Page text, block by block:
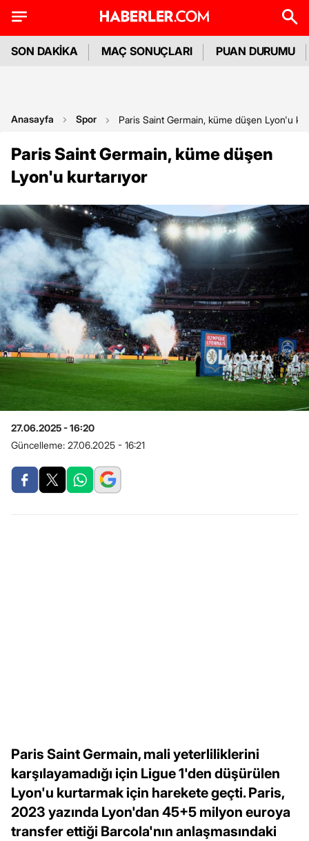
SON DAKİKA MAÇ SONUÇLARI PUAN DURUMU
Anasayfa Spor Paris Saint Germain, küme düşen Lyon'u
Paris Saint Germain, küme düşen
Lyon'u kurtarıyor
27.06.2025 - 16:20
Güncelleme: 27.06.2025 - 16:21
Paris Saint Germain, mali yeterliliklerini
karşılayamadığı için Ligue 1'den düşürülen
Lyon'u kurtarmak için harekete geçti. Paris,
2023 yazında Lyon'dan 45+5 milyon euroya
transfer ettiği Barcola'nın anlaşmasındaki